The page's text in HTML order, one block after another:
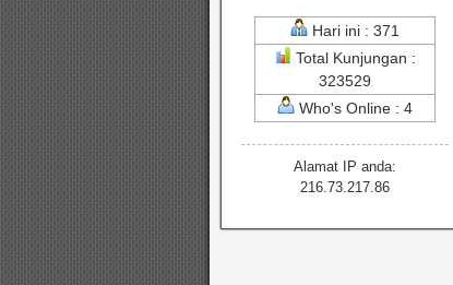
Hari ini : 371
Total Kunjungan :
323529
Who's Online : 4
Alamat IP anda:
216.73.217.86